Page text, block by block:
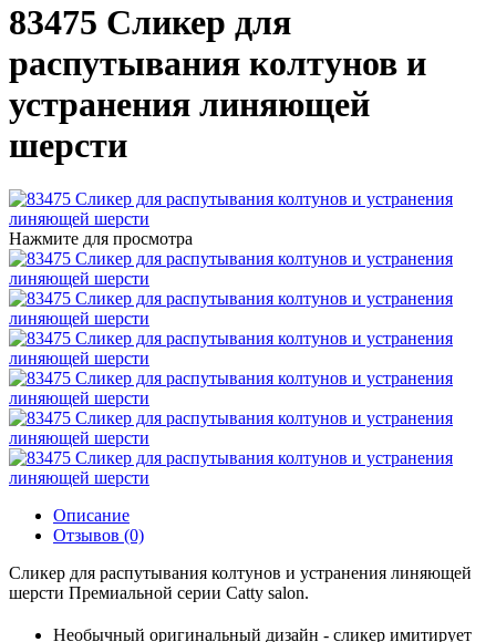
83475 Сликер для
распутывания колтунов и
устранения линяющей
шерсти
Нажмите для просмотра
Описание
Отзывов (0)
Сликер для распутывания колтунов и устранения линяющей
шерсти Премиальной серии Catty salon.
Необычный оригинальный дизайн - сликер имитирует